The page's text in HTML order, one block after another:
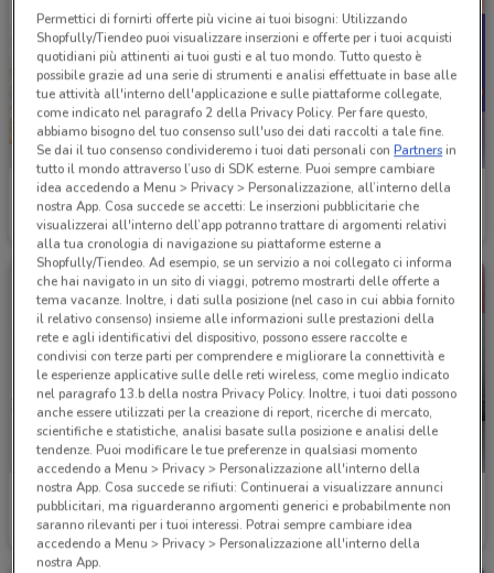
Hervit
Scade il 22/09 1.8 km
Ottica Claro
Scade il 01/09 3.9 km
Douglas
Scade il 22/09 4 km
Kocca
Scade il 31/08
Permettici di fornirti offerte più vicine ai tuoi bisogni: Utilizzando
Shopfully/Tiendeo puoi visualizzare inserzioni e offerte per i tuoi acquisti
quotidiani più attinenti ai tuoi gusti e al tuo mondo. Tutto questo è
possibile grazie ad una serie di strumenti e analisi effettuate in base alle
tue attività all'interno dell'applicazione e sulle piattaforme collegate,
come indicato nel paragrafo 2 della Privacy Policy. Per fare questo,
abbiamo bisogno del tuo consenso sull'uso dei dati raccolti a tale fine.
Se dai il tuo consenso condivideremo i tuoi dati personali conPartnersin
tutto il mondo attraverso l’uso di SDK esterne. Puoi sempre cambiare
idea accedendo a Menu > Privacy > Personalizzazione, all’interno della
nostra App. Cosa succede se accetti: Le inserzioni pubblicitarie che
visualizzerai all'interno dell’app potranno trattare di argomenti relativi
alla tua cronologia di navigazione su piattaforme esterne a
Shopfully/Tiendeo. Ad esempio, se un servizio a noi collegato ci informa
che hai navigato in un sito di viaggi, potremo mostrarti delle offerte a
tema vacanze. Inoltre, i dati sulla posizione (nel caso in cui abbia fornito
il relativo consenso) insieme alle informazioni sulle prestazioni della
rete e agli identificativi del dispositivo, possono essere raccolte e
condivisi con terze parti per comprendere e migliorare la connettività e
le esperienze applicative sulle delle reti wireless, come meglio indicato
nel paragrafo 13.b della nostra Privacy Policy. Inoltre, i tuoi dati possono
anche essere utilizzati per la creazione di report, ricerche di mercato,
scientifiche e statistiche, analisi basate sulla posizione e analisi delle
tendenze. Puoi modificare le tue preferenze in qualsiasi momento
accedendo a Menu > Privacy > Personalizzazione all'interno della
nostra App. Cosa succede se rifiuti: Continuerai a visualizzare annunci
pubblicitari, ma riguarderanno argomenti generici e probabilmente non
saranno rilevanti per i tuoi interessi. Potrai sempre cambiare idea
accedendo a Menu > Privacy > Personalizzazione all'interno della
nostra App.